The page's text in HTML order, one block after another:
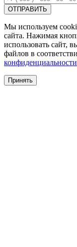
Мы используем
сайта. Нажимая
использовать сайт,
файлов в
конфиденциальности
Принять